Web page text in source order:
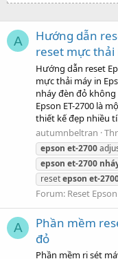
A
Hướng dẫn
reset mực thải
Hướng dẫn reset
mực thải máy in
nháy đèn đỏ
Epson ET-2700 là
thiết kế đẹp nhiều
autumnbeltran
epson et-2700
epson et-2700
resetepson et-
Forum: Reset Epson
A
Phần mềm
đỏ
Phần mềm ri sét